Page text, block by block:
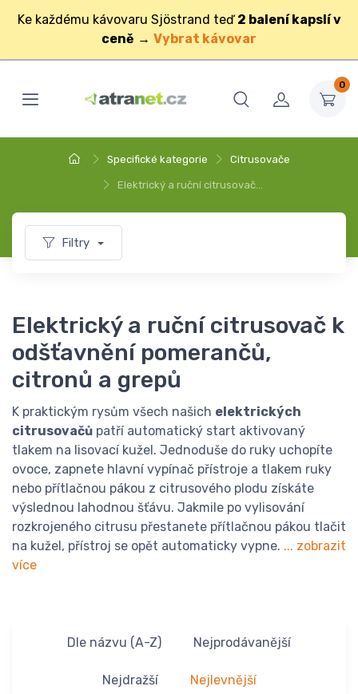
Ke každému kávovaru Sjöstrand teď 2 balení kapslí v
ceně → Vybrat kávovar
0
Specifické kategorie Citrusovače
Elektrický a ruční citrusovač…
Filtry
Elektrický a ruční citrusovač k
odšťavnění pomerančů,
citronů a grepů
K praktickým rysům všech našich elektrických
citrusovačů patří automatický start aktivovaný
tlakem na lisovací kužel. Jednoduše do ruky uchopíte
ovoce, zapnete hlavní vypínač přístroje a tlakem ruky
nebo přítlačnou pákou z citrusového plodu získáte
výslednou lahodnou šťávu. Jakmile po vylisování
rozkrojeného citrusu přestanete přítlačnou pákou tlačit
na kužel, přístroj se opět automaticky vypne. ... zobrazit
více
Dle názvu (A-Z) Nejprodávanější
Nejdražší Nejlevnější